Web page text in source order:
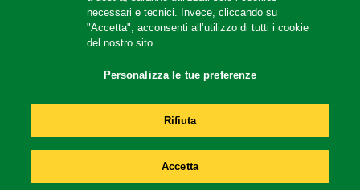
© 2026 Copyright Unilever
necessari e tecnici. Invece, cliccando su
"Accetta", acconsenti all’utilizzo di tutti i cookie
del nostro sito.
Personalizza le tue preferenze
Rifiuta
Accetta